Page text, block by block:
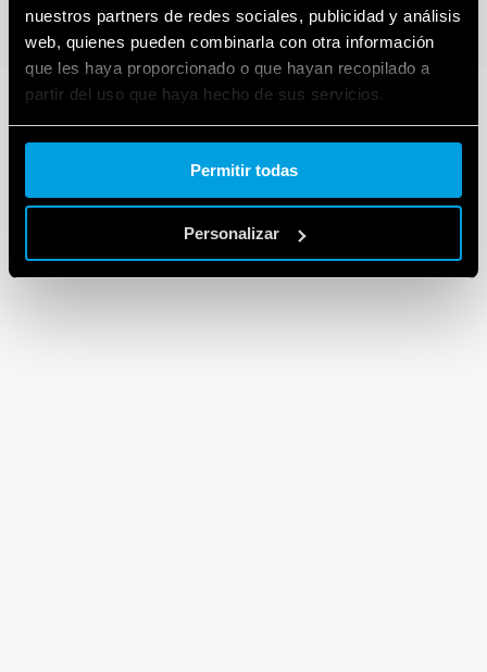
nuestros partners de redes sociales, publicidad y análisis
web, quienes pueden combinarla con otra información
que les haya proporcionado o que hayan recopilado a
partir del uso que haya hecho de sus servicios.
Cookie policy.
Permitir todas
Personalizar